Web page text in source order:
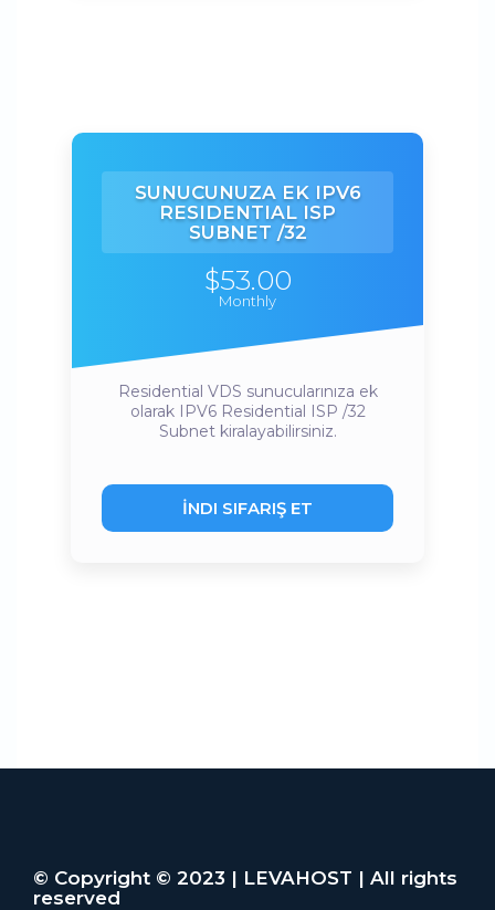
SUNUCUNUZA EK IPV6
RESIDENTIAL ISP
SUBNET /32
$53.00
Monthly
Residential VDS sunucularınıza ek
olarak IPV6 Residential ISP /32
Subnet kiralayabilirsiniz.
İNDI SIFARIŞ ET
© Copyright © 2023 | LEVAHOST | All rights
reserved